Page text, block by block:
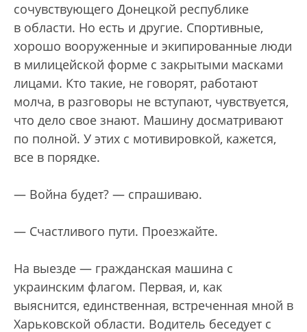
сочувствующего Донецкой республике
в области. Но есть и другие. Спортивные,
хорошо вооруженные и экипированные люди
в милицейской форме с закрытыми масками
лицами. Кто такие, не говорят, работают
молча, в разговоры не вступают, чувствуется,
что дело свое знают. Машину досматривают
по полной. У этих с мотивировкой, кажется,
все в порядке.
— Война будет? — спрашиваю.
— Счастливого пути. Проезжайте.
На выезде — гражданская машина с
украинским флагом. Первая, и, как
выяснится, единственная, встреченная мной в
Харьковской области. Водитель беседует с